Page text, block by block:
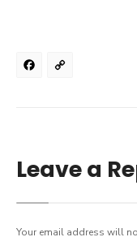
Facebook
Leave a
Your email address will